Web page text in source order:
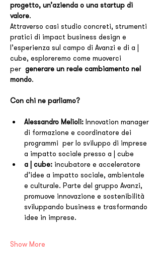
progetto, un’azienda o una startup di
valore.
Attraverso casi studio concreti, strumenti
pratici di impact business design e
l’esperienza sul campo di Avanzi e di a |
cube, esploreremo come muoverci
per generare un reale cambiamento nel
mondo.
Con chi ne parliamo?
Alessandro Melioli: Innovation manager
di formazione e coordinatore dei
programmi  per lo sviluppo di imprese
a impatto sociale presso a | cube
a | cube: incubatore e acceleratore
d’idee a impatto sociale, ambientale
e culturale. Parte del gruppo Avanzi,
promuove innovazione e sostenibilità
sviluppando business e trasformando
idee in imprese.
Show More